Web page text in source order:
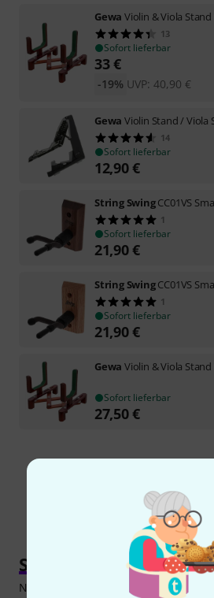
Gewa Violin & Viola
13
Sofort lieferbar
33€
UVP: 40,90 €
-19%
Gewa Violin Stand / Viola
14
Sofort lieferbar
12,90€
String SwingCC01VS
1
Sofort lieferbar
21,90€
String SwingCC01VS
1
Sofort lieferbar
21,90€
Gewa Violin & Viola Stand
Sofort lieferbar
27,50€
Kostenloser Versand
Ständer für Violine
Nicht nur auf dem Transport ist